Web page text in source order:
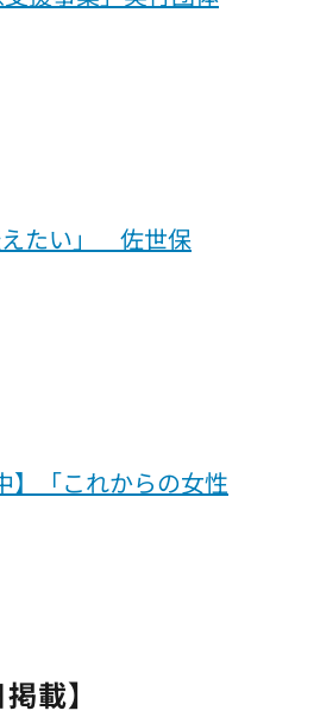
えたい」 佐世保
】「これからの女性
載】